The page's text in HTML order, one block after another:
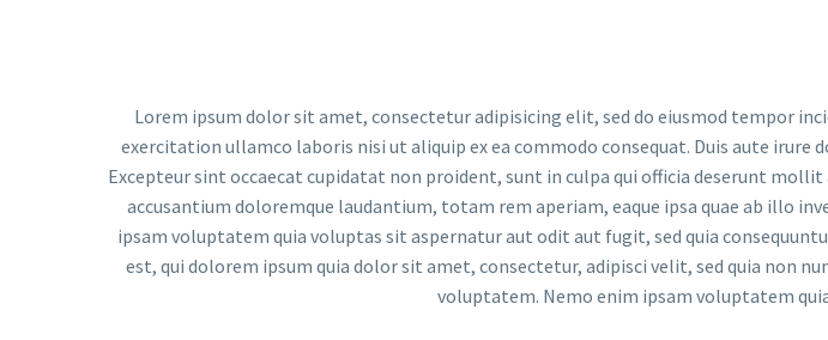
Lorem ipsum dolor sit amet, consectetur adipisicing elit, sed do eiusmod tempor
exercitation ullamco laboris nisi ut aliquip ex ea commodo consequat. Duis aute
Excepteur sint occaecat cupidatat non proident, sunt in culpa qui officia deserunt
accusantium doloremque laudantium, totam rem aperiam, eaque ipsa quae ab illo
ipsam voluptatem quia voluptas sit aspernatur aut odit aut fugit, sed quia
est, qui dolorem ipsum quia dolor sit amet, consectetur, adipisci velit, sed quia non
voluptatem. Nemo enim ipsam voluptatem